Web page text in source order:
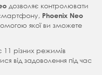
дозволяє контролювати
Phoenix Neo
якої ви зможете
різних режимів
від задоволення під час